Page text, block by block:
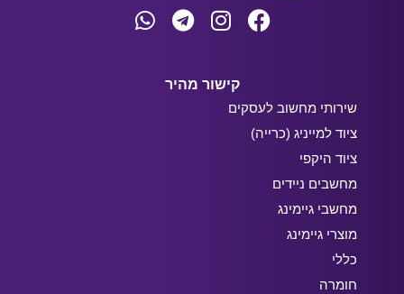
קישור מהיר
שירותי מחשוב לעסקים
ציוד למייניג (כרייה)
ציוד היקפי
מחשבים ניידים
מחשבי גיימינג
מוצרי גיימינג
כללי
חומרה